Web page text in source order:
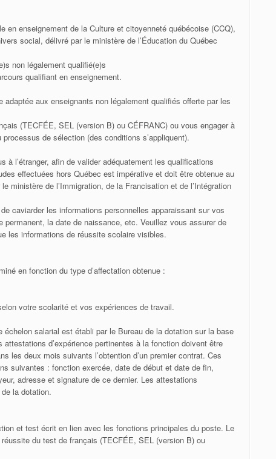
en enseignement de la Culture et citoyenneté québécoise (CCQ),
social, délivré par le ministère de l’Éducation du Québec
non légalement qualifié(e)s
qualifiant en enseignement.
adaptée aux enseignants non légalement qualifiés offerte par les
(TECFÉE, SEL (version B) ou CÉFRANC) ou vous engager à
de sélection (des conditions s’appliquent).
à l’étranger, afin de valider adéquatement les qualifications
effectuées hors Québec est impérative et doit être obtenue au
ministère de l’Immigration, de la Francisation et de l’Intégration
caviarder les informations personnelles apparaissant sur vos
la date de naissance, etc. Veuillez vous assurer de
les informations de réussite scolaire visibles.
en fonction du type d’affectation obtenue :
votre scolarité et vos expériences de travail.
échelon salarial est établi par le Bureau de la dotation sur la base
d’expérience pertinentes à la fonction doivent être
les deux mois suivants l’obtention d’un premier contrat. Ces
suivantes : fonction exercée, date de début et date de fin,
adresse et signature de ce dernier. Les attestations
la dotation.
et test écrit en lien avec les fonctions principales du poste. Le
du test de français (TECFÉE, SEL (version B) ou